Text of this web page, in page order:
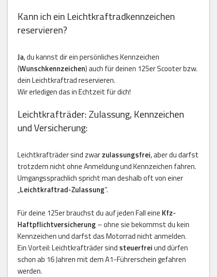
Kann ich ein Leichtkraftradkennzeichen
reservieren?
Ja, du kannst dir ein persönliches Kennzeichen
(Wunschkennzeichen) auch für deinen 125er Scooter bzw.
dein Leichtkraftrad reservieren.
Wir erledigen das in Echtzeit für dich!
Leichtkrafträder: Zulassung, Kennzeichen
und Versicherung:
Leichtkrafträder sind zwarzulassungsfrei, aber du darfst
trotzdem nicht ohne Anmeldung und Kennzeichen fahren.
Umgangssprachlich spricht man deshalb oft von einer
„Leichtkraftrad-Zulassung“.
Für deine 125er brauchst du auf jeden Fall eine Kfz-
Haftpflichtversicherung – ohne sie bekommst du kein
Kennzeichen und darfst das Motorrad nicht anmelden.
Ein Vorteil: Leichtkrafträder sind steuerfreiund dürfen
schon ab 16 Jahren mit dem A1-Führerschein gefahren
werden.